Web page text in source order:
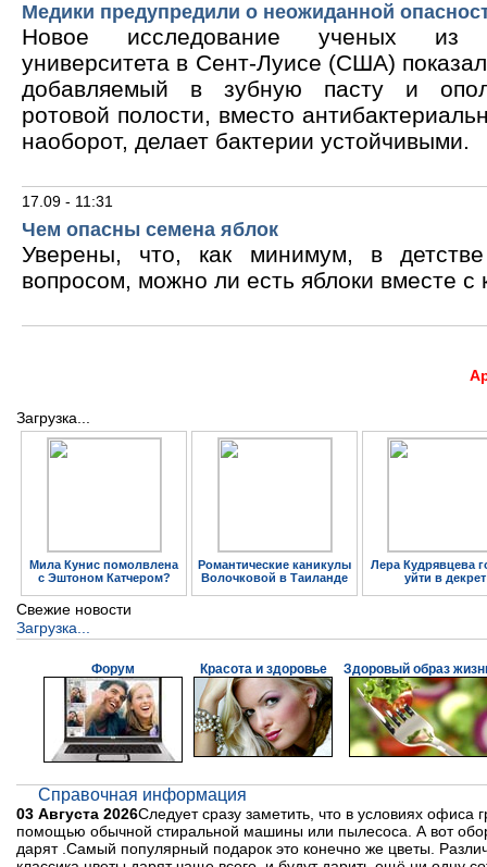
Медики предупредили о неожиданной
Новое исследование ученых из
университета в Сент-Луисе (США)
добавляемый в зубную пасту и
ротовой полости, вместо
наоборот, делает бактерии устойчивыми.
17.09 - 11:31
Чем опасны семена яблок
Уверены, что, как минимум, в
вопросом, можно ли есть яблоки вместе с
Загрузка...
Мила Кунис помолвлена
с Эштоном Катчером?
Романтические каникулы
Волочковой в Таиланде
Лера Кудрявцева
уйти в декрет
Свежие новости
Загрузка...
Форум Красота и здоровье Здоровый образ
Справочная информация
03 Августа 2026Следует сразу заметить, что в условиях
помощью обычной стиральной машины или пылесоса. А вот
дарят .Самый популярный подарок это конечно же цветы.